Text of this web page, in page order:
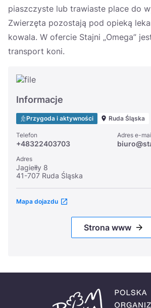
piaszczyste lub trawiaste place do
Zwierzęta pozostają pod opieką
kowala. W ofercie Stajni „Omega”
transport koni.
Informacje
Przygoda i aktywności Ruda Śląska
Telefon
+48322403703
Adres e-
Adres
Jagiełły 8
41-707 Ruda Śląska
Mapa dojazdu
Strona www